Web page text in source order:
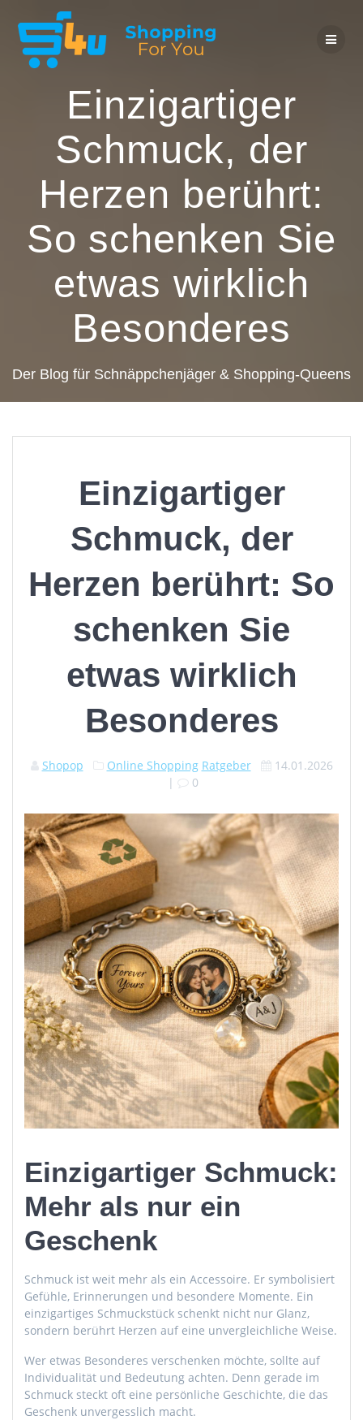
Inhalt
springen
Einzigartiger
Schmuck, der
Herzen berührt:
So schenken Sie
etwas wirklich
Besonderes
Der Blog für Schnäppchenjäger & Shopping-Queens
Einzigartiger
Schmuck, der
Herzen berührt: So
schenken Sie
etwas wirklich
Besonderes
Shopop Online Shopping Ratgeber
14.01.2026
|
0
Einzigartiger Schmuck:
Mehr als nur ein
Geschenk
Schmuck ist weit mehr als ein Accessoire. Er symbolisiert
Gefühle, Erinnerungen und besondere Momente. Ein
einzigartiges Schmuckstück schenkt nicht nur Glanz,
sondern berührt Herzen auf eine unvergleichliche Weise.
Wer etwas Besonderes verschenken möchte, sollte auf
Individualität und Bedeutung achten. Denn gerade im
Schmuck steckt oft eine persönliche Geschichte, die das
Geschenk unvergesslich macht.